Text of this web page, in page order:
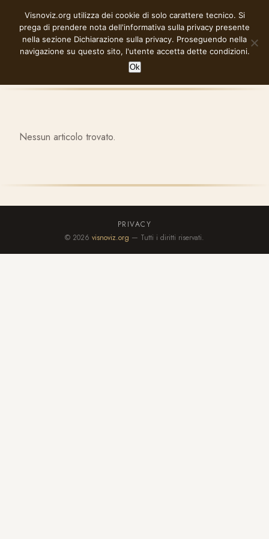
contenuto
VISNOVIZ.ORG
Nessun articolo trovato.
PRIVACY
© 2026 visnoviz.org — Tutti i diritti riservati.
Visnoviz.org utilizza dei cookie di solo carattere tecnico. Si
prega di prendere nota dell'informativa sulla privacy presente
nella sezione Dichiarazione sulla privacy. Proseguendo nella
navigazione su questo sito, l'utente accetta dette condizioni.
Ok